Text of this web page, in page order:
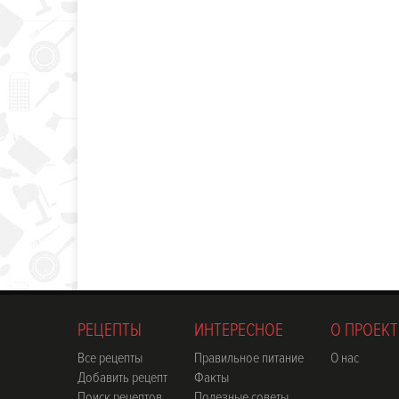
РЕЦЕПТЫ
Все рецепты
Добавить рецепт
ИНТЕРЕСНОЕ
Правильное питание
Факты
О
О нас